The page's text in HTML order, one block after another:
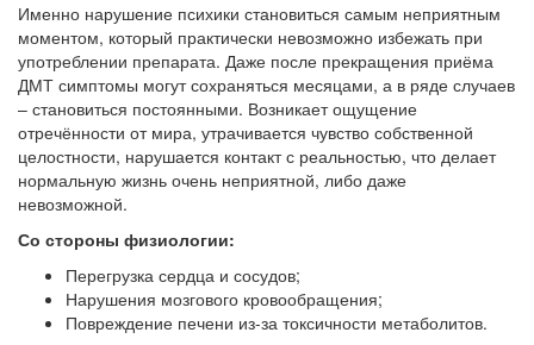
Именно нарушение психики становиться самым неприятным
моментом, который практически невозможно избежать при
употреблении препарата. Даже после прекращения приёма
ДМТ симптомы могут сохраняться месяцами, а в ряде случаев
– становиться постоянными. Возникает ощущение
отречённости от мира, утрачивается чувство собственной
целостности, нарушается контакт с реальностью, что делает
нормальную жизнь очень неприятной, либо даже
невозможной.
Со стороны физиологии:
Перегрузка сердца и сосудов;
Нарушения мозгового кровообращения;
Повреждение печени из-за токсичности метаболитов.